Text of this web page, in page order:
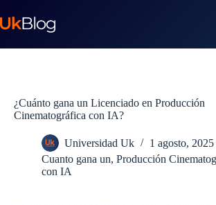
¿Cuánto gana un Licenciado en Producción
Cinematográfica con IA?
Universidad Uk
1 agosto, 2025
Cuanto gana un, Producción
con IA